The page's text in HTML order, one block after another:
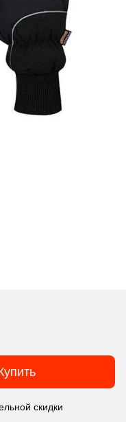
скидки